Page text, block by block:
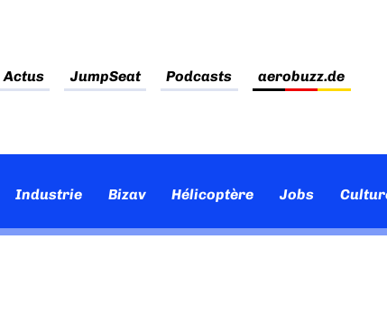
Actus JumpSeat Podcasts aerobuzz.de
Industrie Bizav Hélicoptère Jobs